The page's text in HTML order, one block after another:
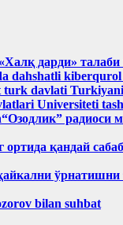
«Халқ дарди»
dahshatli kiberqurol
turk davlati
Universiteti
“Озодлик” радиоси
қандай
bilan suhbat